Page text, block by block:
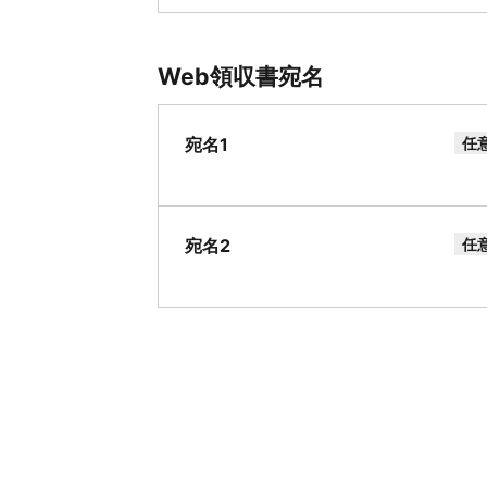
Web領収書宛名
宛名1 任
宛名2 任